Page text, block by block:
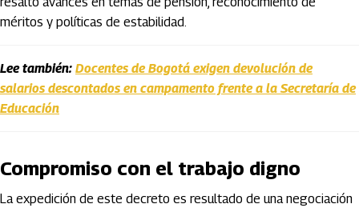
méritos y políticas de estabilidad.
Lee también: Docentes de Bogotá exigen devolución de
salarios descontados en campamento frente a la Secretaría de
Educación
Compromiso con el trabajo digno
La expedición de este decreto es resultado de una negociación